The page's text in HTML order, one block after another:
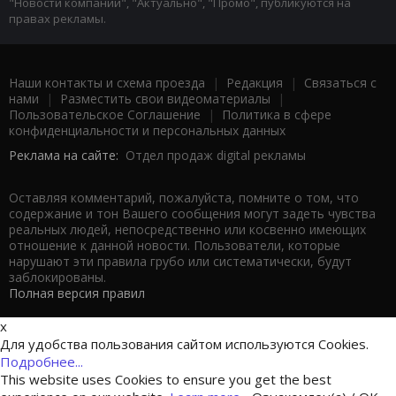
правах рекламы.
Наши контакты и схема проезда | Редакция | Связаться с
нами | Разместить свои видеоматериалы |
Пользовательское Соглашение |
Политика в сфере
конфиденциальности и персональных данных
Реклама на сайте: Отдел продаж digital рекламы
Оставляя комментарий, пожалуйста, помните о том, что
содержание и тон Вашего сообщения могут задеть чувства
реальных людей, непосредственно или косвенно имеющих
отношение к данной новости. Пользователи, которые
нарушают эти правила грубо или систематически, будут
заблокированы.
Полная версия правил
x
Для удобства пользования сайтом используются Cookies.
Подробнее...
This website uses Cookies to ensure you get the best